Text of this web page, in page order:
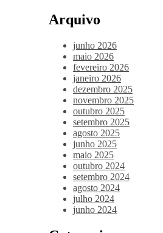
Arquivo
junho 2026
maio 2026
fevereiro 2026
janeiro 2026
dezembro 2025
novembro 2025
outubro 2025
setembro 2025
agosto 2025
junho 2025
maio 2025
outubro 2024
setembro 2024
agosto 2024
julho 2024
junho 2024